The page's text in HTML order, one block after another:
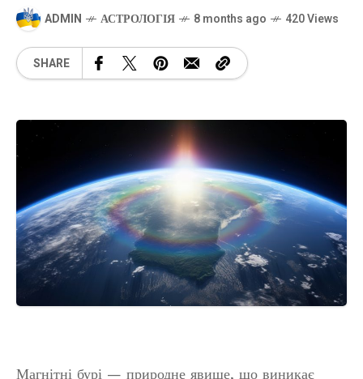
ADMIN АСТРОЛОГІЯ 8 months ago 420 Views
SHARE
Магнітні бурі — природне явище, що виникає